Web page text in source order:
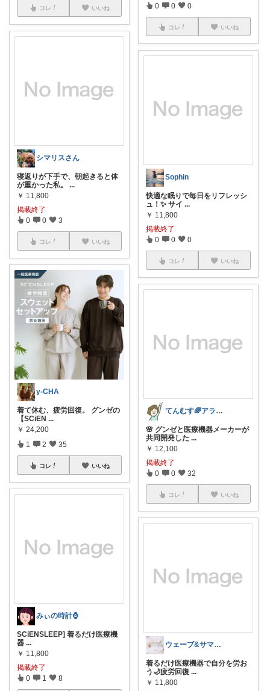
コレ いいね
シマリスさん
寝返りが下手で、朝起きると体
が重かった私。
...
￥ 11,800
掲載終了
0 0 3
コレ いいね
y-CHA
着て休む、疲労回復。 グンゼの
【SCiEN ...
￥ 24,200
1 2 35
コレ いいね
みぃの時計⌚
SCiENSLEEP] 着るだけ医療機
器 ...
￥ 11,800
掲載終了
0 1 8
0 0 0
コレ いいね
Sophin
快適な眠りで毎日をリフレッシ
ュ！✨ サイ ...
￥ 11,800
掲載終了
0 0 0
コレ いいね
てんむす🌈アラフィフ｜シンプル快適生活
🌸 グンゼと医療機器メーカーが
共同開発した ...
￥ 12,100
掲載終了
0 0 32
コレ いいね
ウェーブ&サマー（ブルベ夏）おしゃれ綺麗
着るだけ医療機器で自分を労お
う🌙疲労回復 ...
￥ 11,800